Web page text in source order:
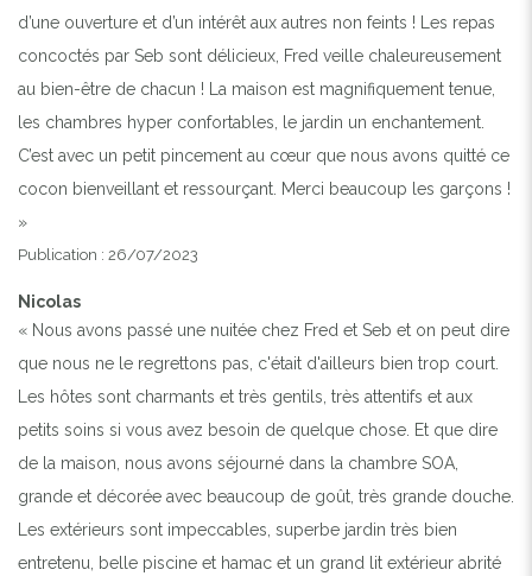
d’une ouverture et d’un intérêt aux autres non feints ! Les repas
concoctés par Seb sont délicieux, Fred veille chaleureusement
au bien-être de chacun ! La maison est magnifiquement tenue,
les chambres hyper confortables, le jardin un enchantement.
C’est avec un petit pincement au cœur que nous avons quitté ce
cocon bienveillant et ressourçant. Merci beaucoup les garçons !
»
Publication : 26/07/2023
Nicolas
« Nous avons passé une nuitée chez Fred et Seb et on peut dire
que nous ne le regrettons pas, c'était d'ailleurs bien trop court.
Les hôtes sont charmants et très gentils, très attentifs et aux
petits soins si vous avez besoin de quelque chose. Et que dire
de la maison, nous avons séjourné dans la chambre SOA,
grande et décorée avec beaucoup de goût, très grande douche.
Les extérieurs sont impeccables, superbe jardin très bien
entretenu, belle piscine et hamac et un grand lit extérieur abrité